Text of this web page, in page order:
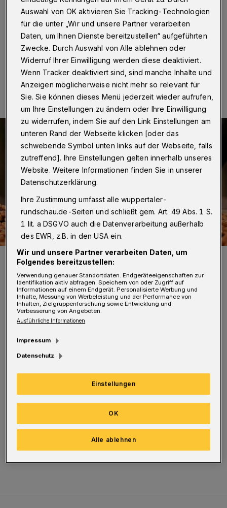
Wuppertal·Auch im Corona-Jahr 2020 hat sich die
Wuppertaler Fair-Trade-Company GEPA gut
17.05.2021 , 07:30 Uhr Eine Minute Lesezeit
Bio-Kakao von „gebana Togo“ wird in vielen GEPA-Schokoladen
verarbeitet, so auch in den Schokoladen des Sortiments „Taste Fair
Foto: GEPA - The Fair Trade Company/A. Welsing
Trotz Kurzarbeit für etwa die Hälfte der
Belegschaft und zweistelligen, durch die
in den Vertriebsbereichen Außer-Haus-Service
und Weltläden/Aktionsgruppen konnte doch
ein Großhandelsumsatz von 81,1 Millionen
Euro erzielt werden – etwa 0,5 Prozent mehr
als im Vorjahr.
Auswahl von OK aktivieren Sie Tracking-Technologien
für die unter „Wir und unsere Partner verarbeiten
Daten, um Ihnen Dienste bereitzustellen“ aufgeführten
Zwecke. Durch Auswahl von Alle ablehnen oder
Widerruf Ihrer Einwilligung werden diese deaktiviert.
Wenn Tracker deaktiviert sind, sind manche Inhalte und
Anzeigen möglicherweise nicht mehr so relevant für
Sie. Sie können dieses Menü jederzeit wieder aufrufen,
um Ihre Einstellungen zu ändern oder Ihre Einwilligung
zu widerrufen, indem Sie auf den Link Einstellungen am
unteren Rand der Webseite klicken [oder das
schwebende Symbol unten links auf der Webseite, falls
zutreffend]. Ihre Einstellungen gelten innerhalb unseres
Website. Weitere Informationen finden Sie in unserer
Datenschutzerklärung.
Ihre Zustimmung umfasst alle wuppertaler-
rundschau.de-Seiten und schließt gem. Art. 49 Abs. 1 S.
1 lit. a DSGVO auch die Datenverarbeitung außerhalb
des EWR, z.B. in den USA ein.
Wir und unsere Partner verarbeiten Daten, um
Folgendes bereitzustellen:
Verwendung genauer Standortdaten. Endgeräteeigenschaften zur
Identifikation aktiv abfragen. Speichern von oder Zugriff auf
Informationen auf einem Endgerät. Personalisierte Werbung und
Inhalte, Messung von Werbeleistung und der Performance von
Inhalten, Zielgruppenforschung sowie Entwicklung und
Verbesserung von Angeboten.
Ausführliche Informationen
Impressum
Datenschutz
Einstellungen
Alle ablehnen
OK